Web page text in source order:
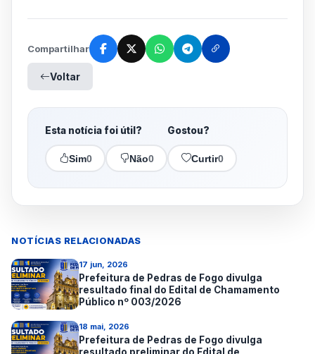
Compartilhar
Voltar
Esta notícia foi útil?
Sim0 Não0
Gostou?
Curtir0
NOTÍCIAS RELACIONADAS
17 jun, 2026
Prefeitura de Pedras de Fogo divulga
resultado final do Edital de Chamamento
Público nº 003/2026
18 mai, 2026
Prefeitura de Pedras de Fogo divulga